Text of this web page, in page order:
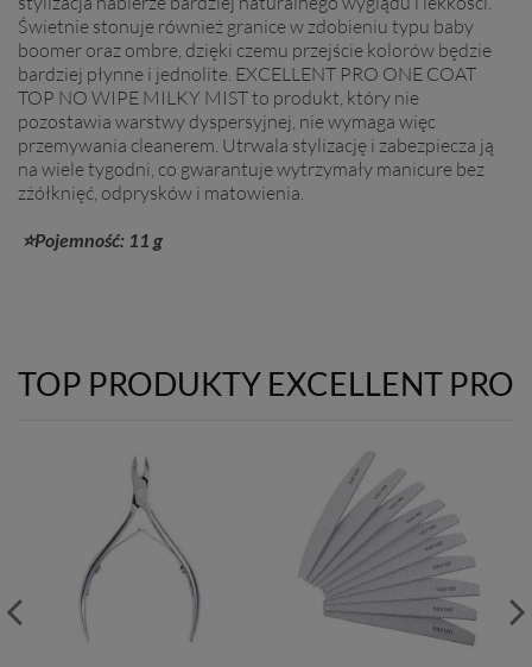
Świetnie stonuje również granice w zdobieniu typu baby
boomer oraz ombre, dzięki czemu przejście kolorów będzie
bardziej płynne i jednolite. EXCELLENT PRO ONE COAT
TOP NO WIPE MILKY MIST to produkt, który nie
pozostawia warstwy dyspersyjnej, nie wymaga więc
przemywania cleanerem. Utrwala stylizację i zabezpiecza ją
na wiele tygodni, co gwarantuje wytrzymały manicure bez
zżółknięć, odprysków i matowienia.
⭐Pojemność: 11 g
TOP PRODUKTY EXCELLENT PRO